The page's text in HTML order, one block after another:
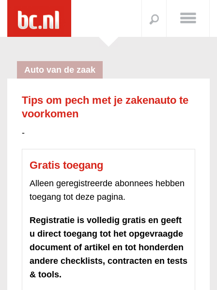
Auto van de zaak
Tips om pech met je zakenauto te
voorkomen
-
Gratis toegang
Alleen geregistreerde abonnees hebben
toegang tot deze pagina.
Registratie is volledig gratis en geeft
u direct toegang tot het opgevraagde
document of artikel en tot honderden
andere checklists, contracten en tests
& tools.